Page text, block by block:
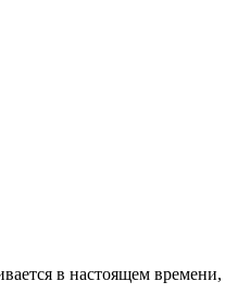
в настоящем времени,